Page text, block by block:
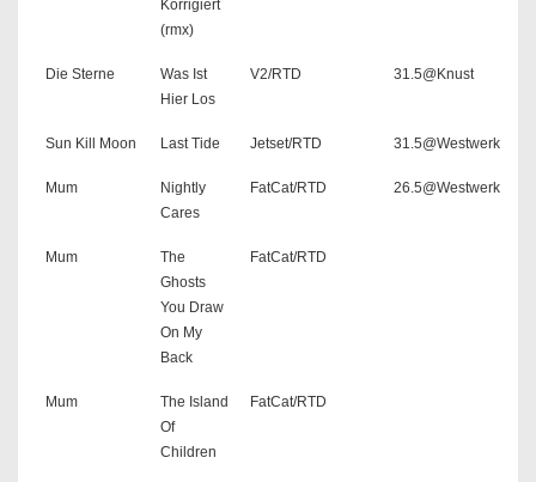
Korrigiert
(rmx)
Die Sterne
Was Ist
Hier Los
V2/RTD 31.5@Knust
Sun Kill Moon Last Tide Jetset/RTD 31.5@Westwerk
Mum
Nightly
Cares
FatCat/RTD 26.5@Westwerk
Mum
The
Ghosts
You Draw
On My
Back
FatCat/RTD
Mum
The Island
Of
Children
FatCat/RTD